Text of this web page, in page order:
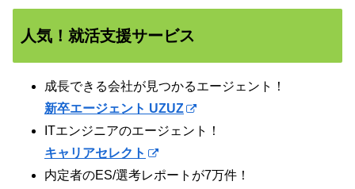
人気！就活支援サービス
成長できる会社が見つかるエージェント！
新卒エージェント UZUZ
ITエンジニアのエージェント！
キャリアセレクト
内定者のES/選考レポートが7万件！